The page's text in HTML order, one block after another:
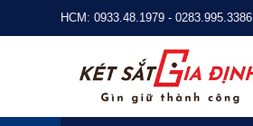
HCM: 0933.48.1979 - 0283.995.3386